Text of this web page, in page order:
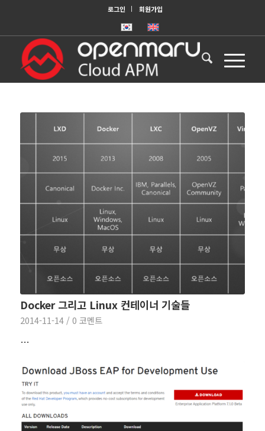
로그인 회원가입
Docker 그리고 Linux 컨테이너 기술들
2014-11-14 / 0 코멘트
…